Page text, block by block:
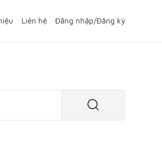
Liên hệ Đăng nhập/Đăng ký